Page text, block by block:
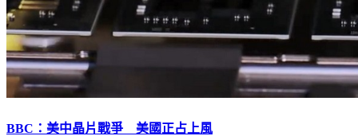
BBC：美中晶片戰爭 美國正占上風